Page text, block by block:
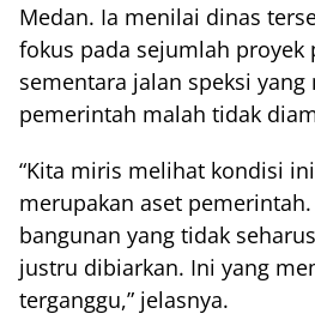
Medan. Ia menilai dinas
fokus pada sejumlah proyek
sementara jalan speksi
pemerintah malah tidak
“Kita miris melihat kondisi
merupakan aset
bangunan yang tidak
justru dibiarkan. Ini yang
terganggu,” jelasnya.